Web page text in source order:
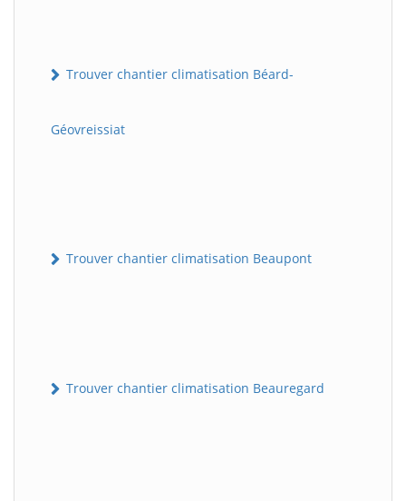
Trouver chantier climatisation Béard-
Géovreissiat
Trouver chantier climatisation Beaupont
Trouver chantier climatisation Beauregard